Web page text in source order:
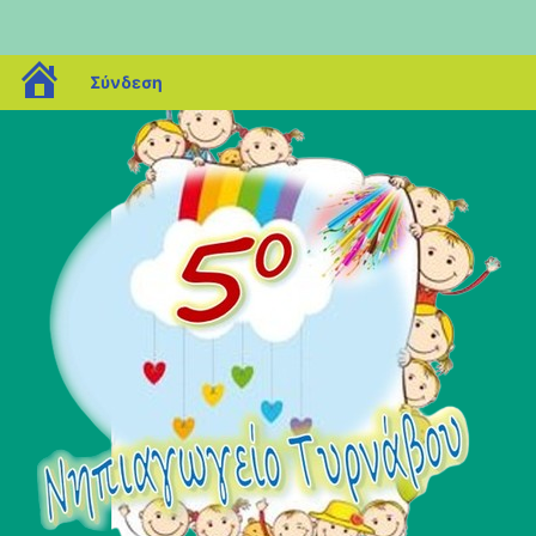
blogs.sch.gr
Σύνδεση